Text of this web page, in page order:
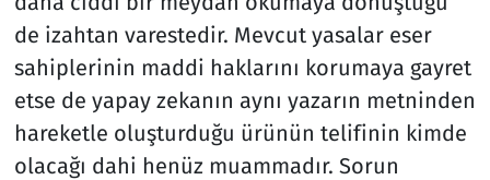
de izahtan varestedir. Mevcut yasalar eser
sahiplerinin maddi haklarını korumaya gayret
etse de yapay zekanın aynı yazarın metninden
hareketle oluşturduğu ürünün telifinin kimde
olacağı dahi henüz muammadır. Sorun